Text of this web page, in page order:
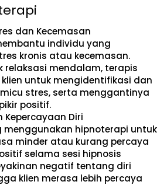
dan Kecemasan
individu yang
kronis atau kecemasan.
relaksasi mendalam, terapis
untuk mengidentifikasi dan
stres, serta menggantinya
positif.
Kepercayaan Diri
menggunakan hipnoterapi untuk
minder atau kurang percaya
selama sesi hipnosis
negatif tentang diri
klien merasa lebih percaya